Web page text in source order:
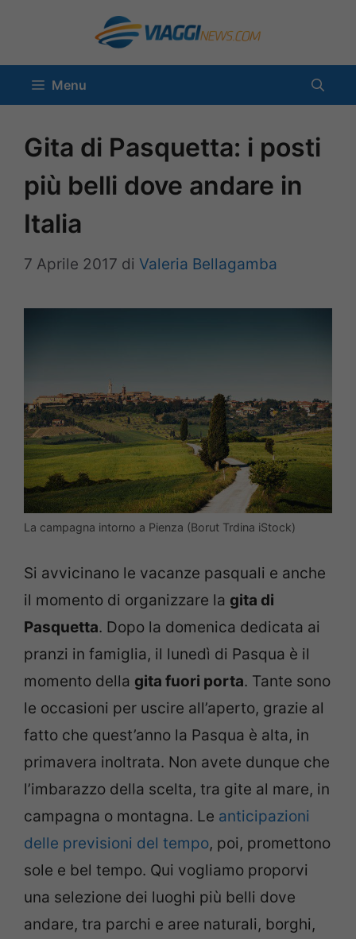
contenuto
Menu
Gita di Pasquetta: i posti
più belli dove andare in
Italia
7 Aprile 2017 di Valeria Bellagamba
La campagna intorno a Pienza (Borut Trdina iStock)
Si avvicinano le vacanze pasquali e anche
il momento di organizzare la gita di
Pasquetta. Dopo la domenica dedicata ai
pranzi in famiglia, il lunedì di Pasqua è il
momento della gita fuori porta. Tante sono
le occasioni per uscire all’aperto, grazie al
fatto che quest’anno la Pasqua è alta, in
primavera inoltrata. Non avete dunque che
l’imbarazzo della scelta, tra gite al mare, in
campagna o montagna. Le anticipazioni
delle previsioni del tempo, poi, promettono
sole e bel tempo. Qui vogliamo proporvi
una selezione dei luoghi più belli dove
andare, tra parchi e aree naturali, borghi,